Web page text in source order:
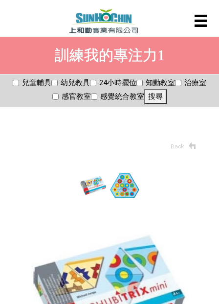
訓練我的專注力1
兒童輔具 幼兒教具 24小時擺位 知動教室
治療室
感官教室
感覺統合教室 搜尋